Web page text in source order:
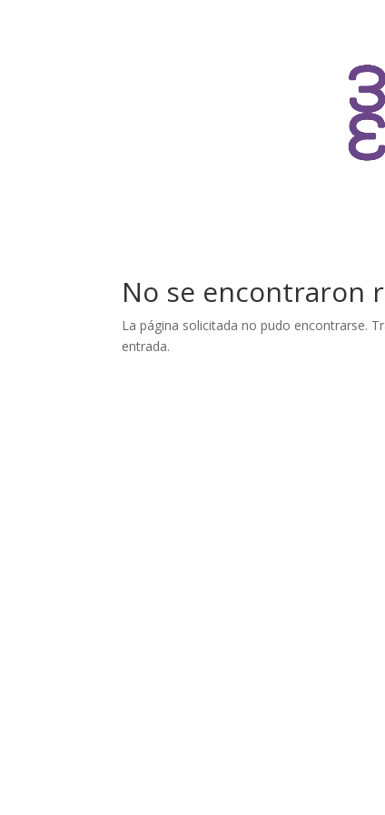
No se encontraron
La página solicitada no pudo encontrarse.
entrada.